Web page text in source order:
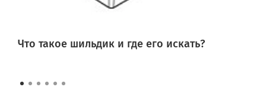
Что такое шильдик и где его искать?